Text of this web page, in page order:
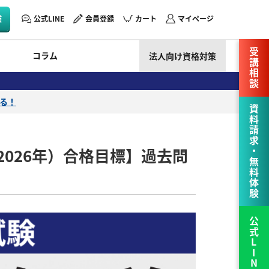
公式LINE 会員登録 カート マイページ
コラム 法人向け資格対策
！
年）合格目標】過去問
受講相談
資料請求・無料体験
公式LINE